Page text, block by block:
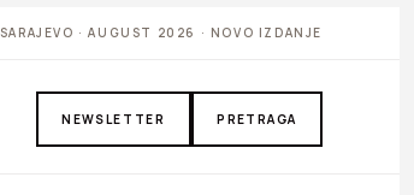
SARAJEVO · AUGUST 2026 · NOVO IZDANJE
NEWSLETTER PRETRAGA